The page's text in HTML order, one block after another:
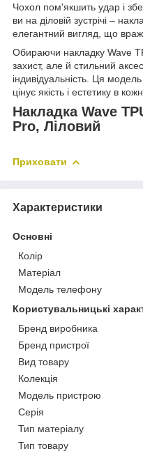
Чохол пом'якшить удар і
ви на діловій зустрічі –
елегантний вигляд, що
Обираючи накладку Wave
захист, але й стильний
індивідуальність. Ця
цінує якість і естетику в
Накладка Wave
Pro, Ліловий
Приховати
Характеристики
Основні
Колір
Матеріал
Модель телефону
Користувальницькі
Бренд виробника
Бренд пристрої
Вид товару
Колекція
Модель пристрою
Серія
Тип матеріалу
Тип товару